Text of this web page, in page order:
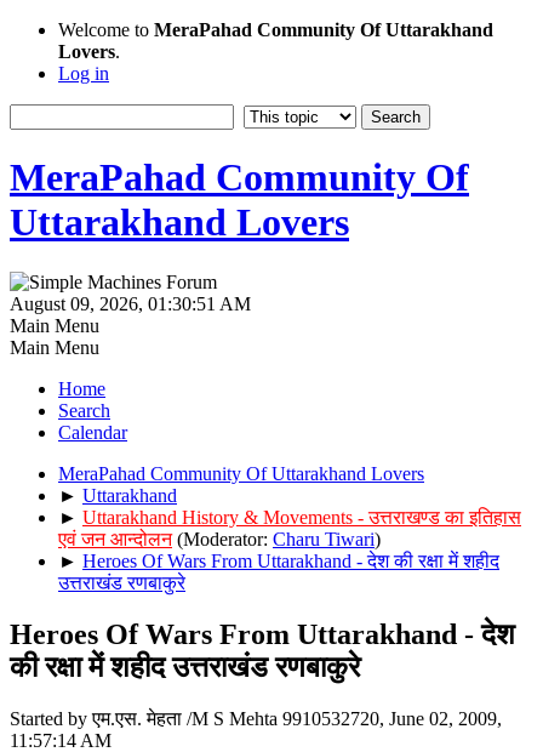
Welcome to MeraPahad Community Of Uttarakhand
Lovers.
Log in
MeraPahad Community Of
Uttarakhand Lovers
August 09, 2026, 01:30:51 AM
Main Menu
Main Menu
Home
Search
Calendar
MeraPahad Community Of Uttarakhand Lovers
► Uttarakhand
► Uttarakhand History & Movements - उत्तराखण्ड का इतिहास
एवं जन आन्दोलन (Moderator: Charu Tiwari)
► Heroes Of Wars From Uttarakhand - देश की रक्षा में शहीद
उत्तराखंड रणबाकुरे
Heroes Of Wars From Uttarakhand - देश
की रक्षा में शहीद उत्तराखंड रणबाकुरे
Started by एम.एस. मेहता /M S Mehta 9910532720, June 02, 2009,
11:57:14 AM